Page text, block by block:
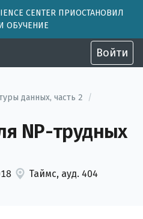
CENTER ПРИОСТАНОВИЛ
ОБУЧЕНИЕ
Войти
данных, часть 2
/
NP-трудных
Таймс, ауд. 404